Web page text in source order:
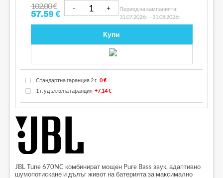
102.00€
57.59 €
Период на кампанията:
31.07.2026г. - 31.08.2026г.
Купи
Стандартна гаранция 2 г. 0 €
1 г. удължена гаранция +7.14 €
JBL Tune 670NC комбинират мощен Pure Bass звук, адаптивно
шумопотискане и дълъг живот на батерията за максимално